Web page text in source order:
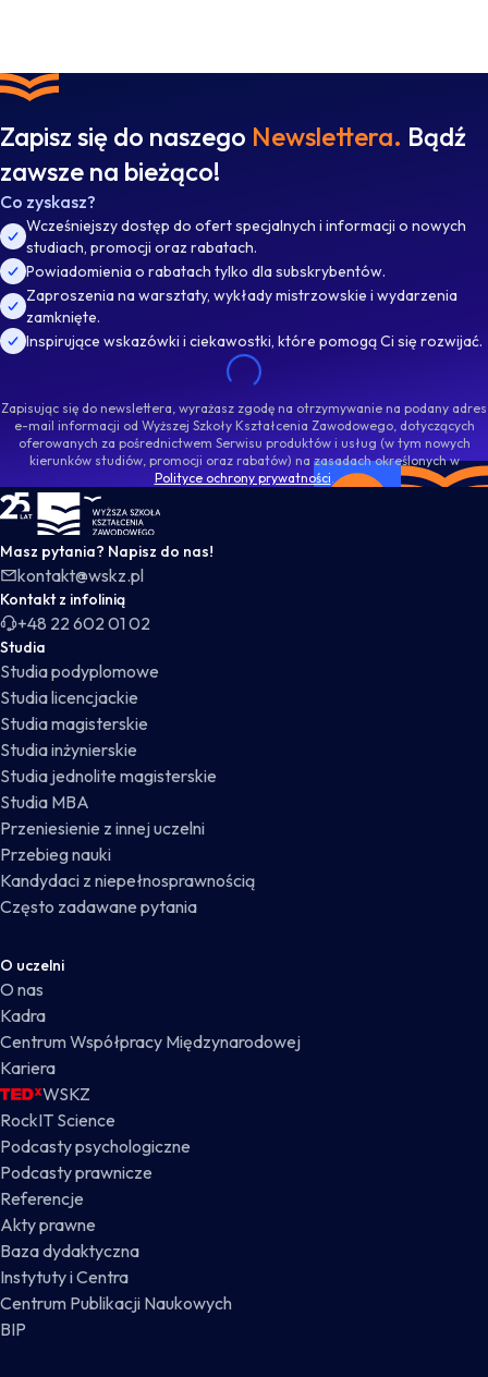
Zapisz się do naszego Newslettera. Bądź
zawsze na bieżąco!
Co zyskasz?
Wcześniejszy dostęp do ofert specjalnych i informacji o nowych
studiach, promocji oraz rabatach.
Powiadomienia o rabatach tylko dla subskrybentów.
Zaproszenia na warsztaty, wykłady mistrzowskie i wydarzenia
zamknięte.
Inspirujące wskazówki i ciekawostki, które pomogą Ci się rozwijać.
Zapisując się do newslettera, wyrażasz zgodę na otrzymywanie na podany adres
e-mail informacji od Wyższej Szkoły Kształcenia Zawodowego, dotyczących
oferowanych za pośrednictwem Serwisu produktów i usług (w tym nowych
kierunków studiów, promocji oraz rabatów) na zasadach określonych w
Polityce ochrony prywatności.
WSKZ - strona główna
Masz pytania? Napisz do nas!
kontakt@wskz.pl
Kontakt z infolinią
+48 22 602 01 02
Studia
Studia podyplomowe
Studia licencjackie
Studia magisterskie
Studia inżynierskie
Studia jednolite magisterskie
Studia MBA
Przeniesienie z innej uczelni
Przebieg nauki
Kandydaci z niepełnosprawnością
Często zadawane pytania
O uczelni
O nas
Kadra
Centrum Współpracy Międzynarodowej
Kariera
WSKZ
RockIT Science
Podcasty psychologiczne
Podcasty prawnicze
Referencje
Akty prawne
Baza dydaktyczna
Instytuty i Centra
Centrum Publikacji Naukowych
BIP